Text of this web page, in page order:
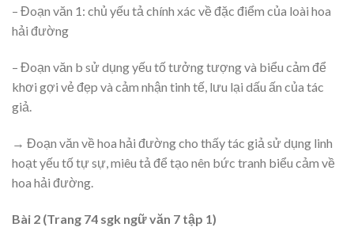
– Đoạn văn 1: chủ yếu tả chính xác về đặc điểm của loài hoa
hải đường
– Đoạn văn b sử dụng yếu tố tưởng tượng và biểu cảm để
khơi gợi vẻ đẹp và cảm nhận tinh tế, lưu lại dấu ấn của tác
giả.
→ Đoạn văn về hoa hải đường cho thấy tác giả sử dụng linh
hoạt yếu tố tự sự, miêu tả để tạo nên bức tranh biểu cảm về
hoa hải đường.
Bài 2 (Trang 74 sgk ngữ văn 7 tập 1)